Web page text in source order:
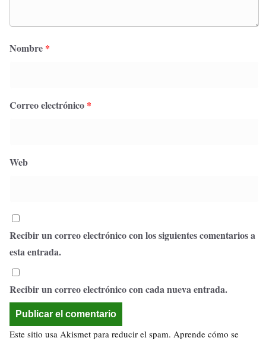
Nombre *
Correo electrónico *
Web
Recibir un correo electrónico con los siguientes comentarios a
esta entrada.
Recibir un correo electrónico con cada nueva entrada.
Este sitio usa Akismet para reducir el spam. Aprende cómo se